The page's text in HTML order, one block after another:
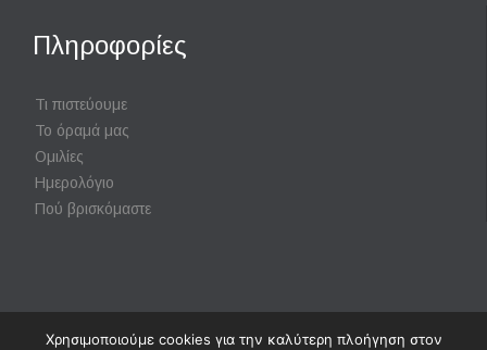
Πληροφορίες
Τι πιστεύουμε
Το όραμά μας
Ομιλίες
Ημερολόγιο
Πού βρισκόμαστε
Χρησιμοποιούμε cookies για την καλύτερη πλοήγηση στον